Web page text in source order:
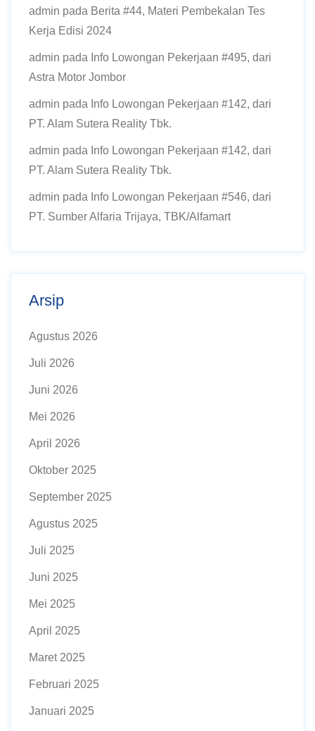
admin pada Berita #44, Materi Pembekalan Tes
Kerja Edisi 2024
admin pada Info Lowongan Pekerjaan #495, dari
Astra Motor Jombor
admin pada Info Lowongan Pekerjaan #142, dari
PT. Alam Sutera Reality Tbk.
admin pada Info Lowongan Pekerjaan #142, dari
PT. Alam Sutera Reality Tbk.
admin pada Info Lowongan Pekerjaan #546, dari
PT. Sumber Alfaria Trijaya, TBK/Alfamart
Arsip
Agustus 2026
Juli 2026
Juni 2026
Mei 2026
April 2026
Oktober 2025
September 2025
Agustus 2025
Juli 2025
Juni 2025
Mei 2025
April 2025
Maret 2025
Februari 2025
Januari 2025